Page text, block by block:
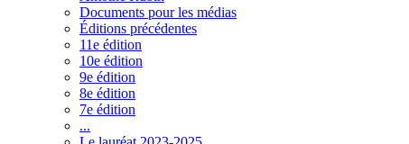
Documents pour les médias
Éditions précédentes
11e édition
10e édition
9e édition
8e édition
7e édition
...